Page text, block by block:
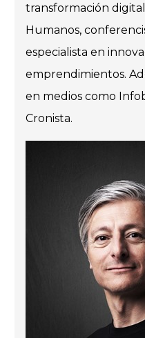
transformación
Humanos,
especialista en
emprendimientos.
en medios como
Cronista.